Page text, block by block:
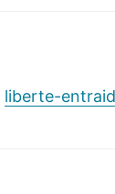
liberte-